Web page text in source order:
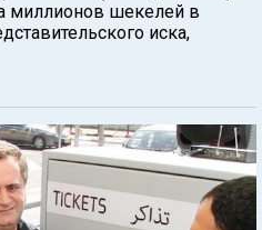
миллионов шекелей в
иска,